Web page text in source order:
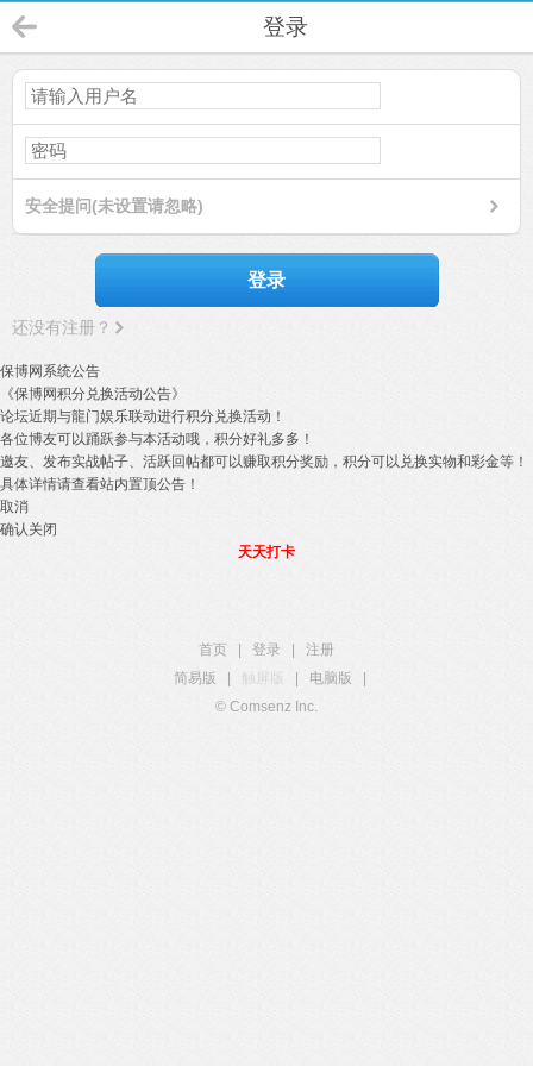
登录
安全提问(未设置请忽略)
登录
还没有注册？
保博网系统公告
《保博网积分兑换活动公告》
论坛近期与龍门娱乐联动进行积分兑换活动！
各位博友可以踊跃参与本活动哦，积分好礼多多！
邀友、发布实战帖子、活跃回帖都可以赚取积分奖励，积分可以兑换实物和彩金等！
具体详情请查看站内置顶公告！
取消
确认关闭
天天打卡
首页 登录
注册
简易版
触屏版 电脑版
© Comsenz Inc.